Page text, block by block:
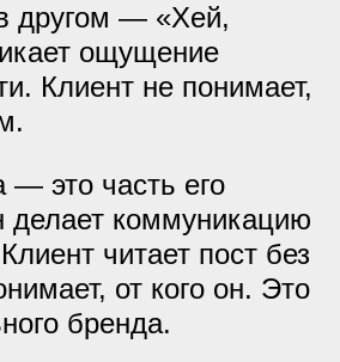
другом — «Хей,
ощущение
Клиент не понимает,
— это часть его
делает коммуникацию
читает пост без
от кого он. Это
бренда.